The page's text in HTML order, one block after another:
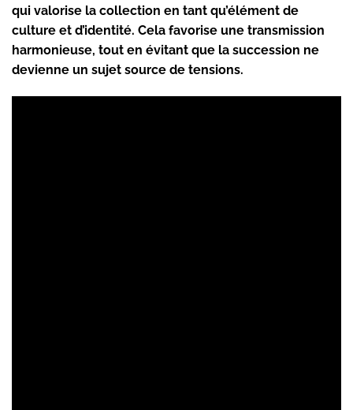
qui valorise la collection en tant qu’élément de
culture et d’identité. Cela favorise une transmission
harmonieuse, tout en évitant que la succession ne
devienne un sujet source de tensions.